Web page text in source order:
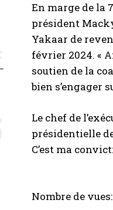
En marge de la
président
Yakaar de
février 2024. «
soutien de la
bien s’engager
Le chef de
présidentielle
C’est ma
Nombre de vues: